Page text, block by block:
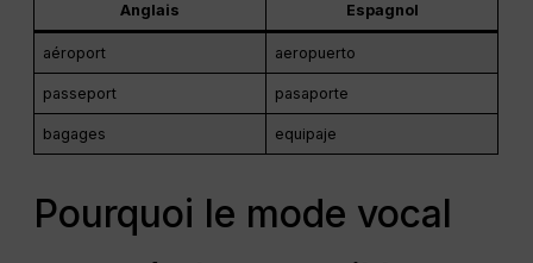
Anglais Espagnol
aéroport aeropuerto
passeport pasaporte
bagages equipaje
Pourquoi le mode vocal